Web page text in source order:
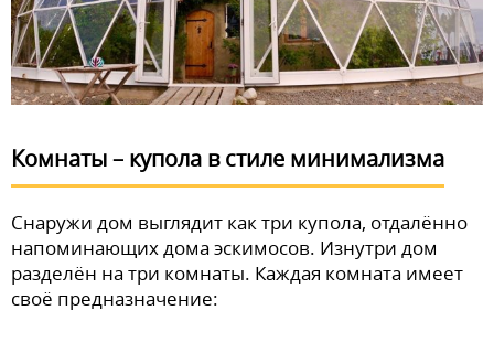
Комнаты – купола в стиле минимализма
Снаружи дом выглядит как три купола, отдалённо
напоминающих дома эскимосов. Изнутри дом
разделён на три комнаты. Каждая комната имеет
своё предназначение: